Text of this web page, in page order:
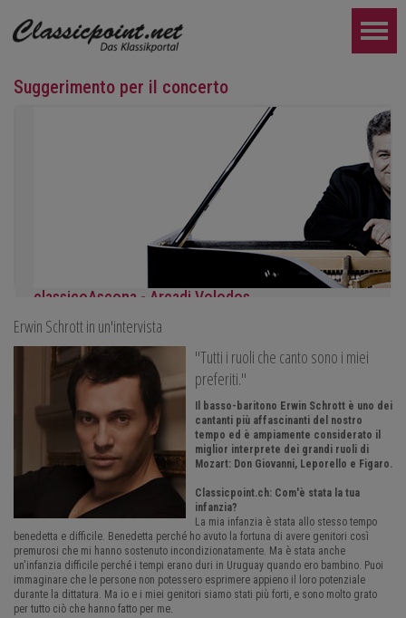
Suggerimento per il concerto
classicoAscona - Arcadi Volodos
Recital di pianoforte
sabato 19 settembre alle 19:30 ad Ascona.
ULTERIORE...
Erwin Schrott in un'intervista
"Tutti i ruoli che canto sono i miei
preferiti."
Il basso-baritono Erwin Schrott è uno dei
cantanti più affascinanti del nostro
tempo ed è ampiamente considerato il
miglior interprete dei grandi ruoli di
Mozart: Don Giovanni, Leporello e Figaro.
Classicpoint.ch: Com'è stata la tua
infanzia?
La mia infanzia è stata allo stesso tempo
benedetta e difficile. Benedetta perché ho avuto la fortuna di avere genitori così
premurosi che mi hanno sostenuto incondizionatamente. Ma è stata anche
un'infanzia difficile perché i tempi erano duri in Uruguay quando ero bambino. Puoi
immaginare che le persone non potessero esprimere appieno il loro potenziale
durante la dittatura. Ma io e i miei genitori siamo stati più forti, e sono molto grato
per tutto ciò che hanno fatto per me.